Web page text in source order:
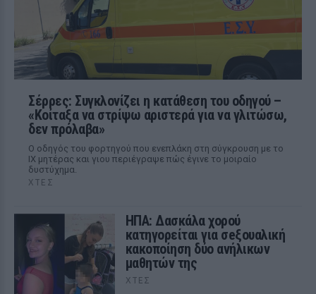
Σέρρες: Συγκλονίζει η κατάθεση του οδηγού –
«Κοίταξα να στρίψω αριστερά για να γλιτώσω,
δεν πρόλαβα»
Ο οδηγός του φορτηγού που ενεπλάκη στη σύγκρουση με το
ΙΧ μητέρας και γιου περιέγραψε πώς έγινε το μοιραίο
δυστύχημα.
ΧΤΕΣ
ΗΠΑ: Δασκάλα χορού
κατηγορείται για σeξουαλική
κακοποίηση δύο ανήλικων
μαθητών της
ΧΤΕΣ